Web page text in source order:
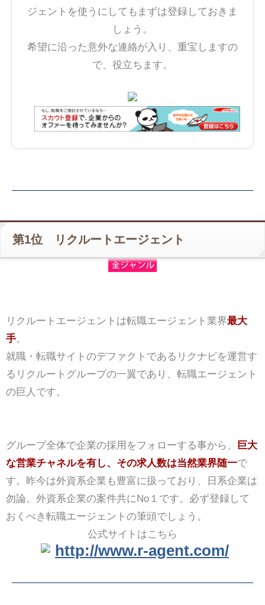
ジェントを使うにしてもまずは登録しておきま
しょう。
希望に沿った意外な連絡が入り、重宝しますの
で、役立ちます。
第1位 リクルートエージェント
リクルートエージェントは転職エージェント業界最大
手。
就職・転職サイトのデファクトであるリクナビを運営す
るリクルートグループの一翼であり、転職エージェント
の巨人です。
グループ全体で企業の採用をフォローする事から、
巨大
な営業チャネルを有し、その求人数は当然業界随一で
す。昨今は外資系企業も豊富に扱っており、日系企業は
勿論、外資系企業の案件共にNo１です。必ず登録して
おくべき転職エージェントの筆頭でしょう。
公式サイトはこちら
http://www.r-agent.com/